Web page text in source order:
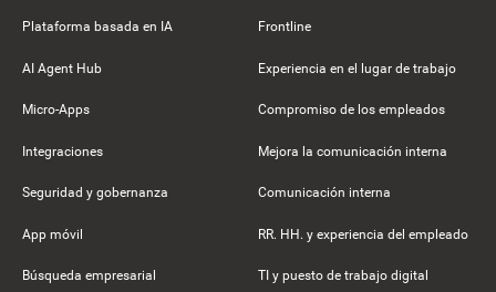
Plataforma basada en IA
AI Agent Hub
Micro-Apps
Integraciones
Seguridad y gobernanza
App móvil
Búsqueda empresarial
Frontline
Experiencia en el lugar de trabajo
Compromiso de los empleados
Mejora la comunicación interna
Comunicación interna
RR. HH. y experiencia del empleado
TI y puesto de trabajo digital